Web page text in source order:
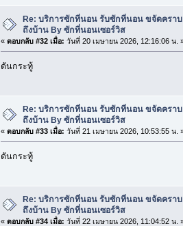
Re: บริการซักที่นอน รับซักที่นอน ขจัดครา
ถึงบ้าน By ซักที่นอนเซอร์วิส
« ตอบกลับ #32 เมื่อ: วันที่ 20 เมษายน 2026, 12:16:06 น.
ดันกระทู้
Re: บริการซักที่นอน รับซักที่นอน ขจัดครา
ถึงบ้าน By ซักที่นอนเซอร์วิส
« ตอบกลับ #33 เมื่อ: วันที่ 21 เมษายน 2026, 10:53:55 น.
ดันกระทู้
Re: บริการซักที่นอน รับซักที่นอน ขจัดครา
ถึงบ้าน By ซักที่นอนเซอร์วิส
« ตอบกลับ #34 เมื่อ: วันที่ 22 เมษายน 2026, 11:04:52 น.